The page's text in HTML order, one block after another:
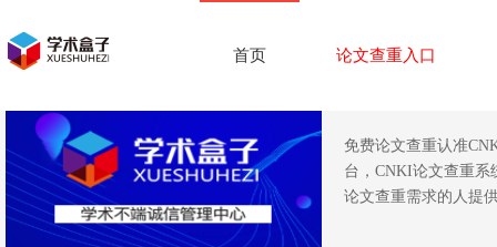
首页 论文查重入口
免费论文查重认准
台，CNKI论文查重系
论文查重需求的人提